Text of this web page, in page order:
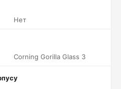
Нет
Corning Gorilla Glass 3